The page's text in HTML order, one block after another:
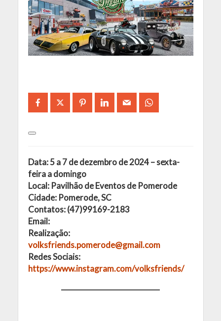
Data: 5 a 7 de dezembro de 2024 – sexta-
feira a domingo
Local: Pavilhão de Eventos de Pomerode
Cidade: Pomerode, SC
Contatos: (47)99169-2183
Email:
Realização:
volksfriends.pomerode@gmail.com
Redes Sociais:
https://www.instagram.com/volksfriends/